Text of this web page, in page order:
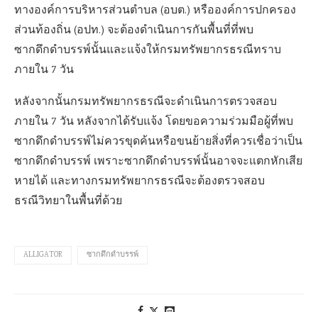
ทางองค์การบริหารส่วนตำบล (อบต.) หรือองค์การปกครอง
ส่วนท้องถิ่น (อปท.) จะต้องดำเนินการกันพื้นที่ที่พบ
ซากดึกดำบรรพ์นั้นและแจ้งให้กรมทรัพยากรธรณีทราบ
ภายใน 7 วัน
หลังจากนั้นกรมทรัพยากรธรณีจะดำเนินการตรวจสอบ
ภายใน 7 วัน หลังจากได้รับแจ้ง โดยขอความร่วมมือผู้ที่พบ
ซากดึกดำบรรพ์ไม่ควรขุดค้นหรือขนย้ายสิ่งที่ควรเชื่อว่าเป็น
ซากดึกดำบรรพ์ เพราะซากดึกดำบรรพ์นั้นอาจจะแตกหักเสีย
หายได้ และทางกรมทรัพยากรธรณีจะต้องตรวจสอบ
ธรณีวิทยาในพื้นที่ด้วย
ALLIGATOR ซากดึกดำบรรพ์